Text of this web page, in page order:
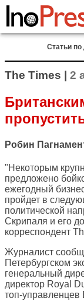
Статьи по
The Times | 2
Робин
"Некоторым
предложено
ежегодный
пройдет в
политической
Скрипаля и его
корреспондент
Журналист
Петербургском
генеральный
директор Royal
топ-управленцев